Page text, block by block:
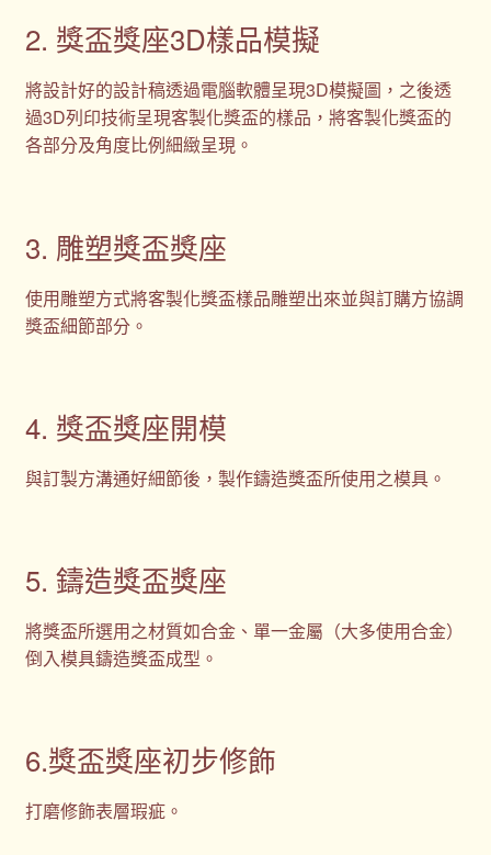
2. 獎盃獎座3D樣品模擬
將設計好的設計稿透過電腦軟體呈現3D模擬圖，之後透
過3D列印技術呈現客製化獎盃的樣品，將客製化獎盃的
各部分及角度比例細緻呈現。
3. 雕塑獎盃獎座
使用雕塑方式將客製化獎盃樣品雕塑出來並與訂購方協調
獎盃細節部分。
4. 獎盃獎座開模
與訂製方溝通好細節後，製作鑄造獎盃所使用之模具。
5. 鑄造獎盃獎座
將獎盃所選用之材質如合金、單一金屬（大多使用合金）
倒入模具鑄造獎盃成型。
6.獎盃獎座初步修飾
打磨修飾表層瑕疵。